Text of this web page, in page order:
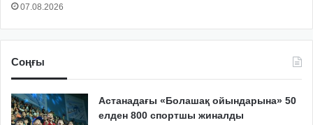
07.08.2026
Соңғы
Астанадағы «Болашақ ойындарына» 50
елден 800 спортшы жиналды